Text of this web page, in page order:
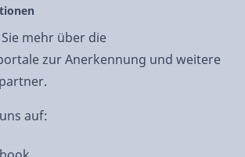
mehr über die
zur Anerkennung und weitere
auf: